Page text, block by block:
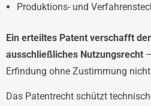
Produktions- und
Ein erteiltes Patent verschafft
ausschließliches Nutzungsrecht
Erfindung ohne Zustimmung
Das Patentrecht schützt